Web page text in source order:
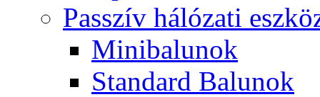
Passzív hálózati
Minibalunok
Standard Balunok